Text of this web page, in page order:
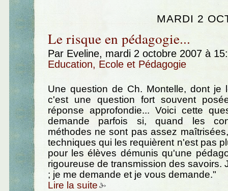
MARDI 2
Le risque en pédagogie...
Par Eveline, mardi 2 octobre 2007 à
Education, Ecole et Pédagogie
Une question de Ch. Montelle, dont je
c'est une question fort souvent
réponse approfondie... Voici cette
demande parfois si, quand les
méthodes ne sont pas assez
techniques qui les requièrent n'est pas
pour les élèves démunis qu'une
rigoureuse de transmission des savoirs.
; je me demande et je vous demande."
Lire la suite